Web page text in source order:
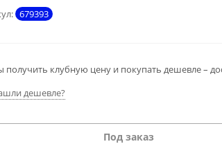
679393
получить клубную цену и покупать дешевле –
дешевле?
Под заказ